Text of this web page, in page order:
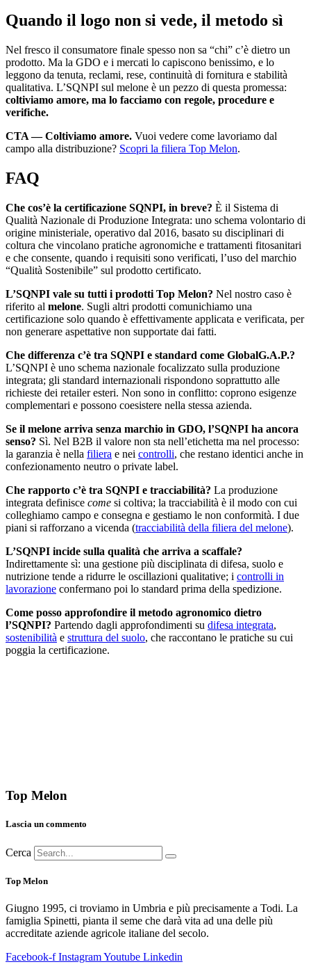
Quando il logo non si vede, il metodo sì
Nel fresco il consumatore finale spesso non sa “chi” c’è dietro un
prodotto. Ma la GDO e i mercati lo capiscono benissimo, e lo
leggono da tenuta, reclami, rese, continuità di fornitura e stabilità
qualitativa. L’SQNPI sul melone è un pezzo di questa promessa:
coltiviamo amore, ma lo facciamo con regole, procedure e
verifiche.
CTA — Coltiviamo amore. Vuoi vedere come lavoriamo dal
campo alla distribuzione? Scopri la filiera Top Melon.
FAQ
Che cos’è la certificazione SQNPI, in breve? È il Sistema di
Qualità Nazionale di Produzione Integrata: uno schema volontario di
origine ministeriale, operativo dal 2016, basato su disciplinari di
coltura che vincolano pratiche agronomiche e trattamenti fitosanitari
e che consente, quando i requisiti sono verificati, l’uso del marchio
“Qualità Sostenibile” sul prodotto certificato.
L’SQNPI vale su tutti i prodotti Top Melon? Nel nostro caso è
riferito al melone. Sugli altri prodotti comunichiamo una
certificazione solo quando è effettivamente applicata e verificata, per
non generare aspettative non supportate dai fatti.
Che differenza c’è tra SQNPI e standard come GlobalG.A.P.?
L’SQNPI è uno schema nazionale focalizzato sulla produzione
integrata; gli standard internazionali rispondono soprattutto alle
richieste dei retailer esteri. Non sono in conflitto: coprono esigenze
complementari e possono coesistere nella stessa azienda.
Se il melone arriva senza marchio in GDO, l’SQNPI ha ancora
senso? Sì. Nel B2B il valore non sta nell’etichetta ma nel processo:
la garanzia è nella filiera e nei controlli, che restano identici anche in
confezionamento neutro o private label.
Che rapporto c’è tra SQNPI e tracciabilità? La produzione
integrata definisce come si coltiva; la tracciabilità è il modo con cui
colleghiamo campo e consegna e gestiamo le non conformità. I due
piani si rafforzano a vicenda (tracciabilità della filiera del melone).
L’SQNPI incide sulla qualità che arriva a scaffale?
Indirettamente sì: una gestione più disciplinata di difesa, suolo e
nutrizione tende a ridurre le oscillazioni qualitative; i controlli in
lavorazione confermano poi lo standard prima della spedizione.
Come posso approfondire il metodo agronomico dietro
l’SQNPI? Partendo dagli approfondimenti su difesa integrata,
sostenibilità e struttura del suolo, che raccontano le pratiche su cui
poggia la certificazione.
Top Melon
Lascia un commento
Cerca
Top Melon
Giugno 1995, ci troviamo in Umbria e più precisamente a Todi. La
famiglia Spinetti, pianta il seme che darà vita ad una delle più
accreditate aziende agricole italiane del secolo.
Facebook-f InstagramYoutube Linkedin